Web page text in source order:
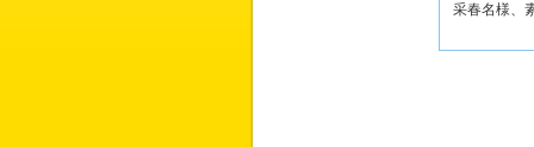
采春名様、